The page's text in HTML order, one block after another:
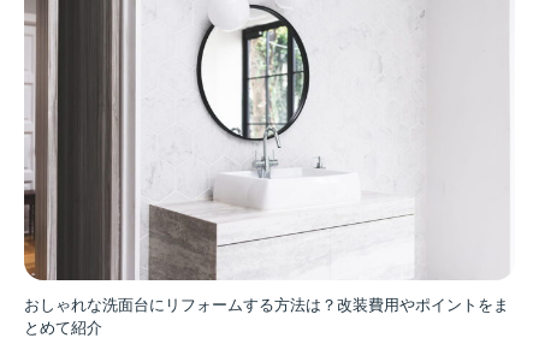
おしゃれな洗面台にリフォームする方法は？改装費用やポイントをま
とめて紹介